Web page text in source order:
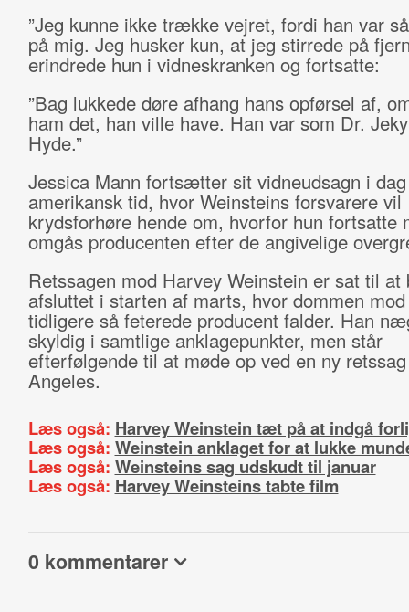
”Jeg kunne ikke trække vejret, fordi han var
på mig. Jeg husker kun, at jeg stirrede på
erindrede hun i vidneskranken og fortsatte:
”Bag lukkede døre afhang hans opførsel af,
ham det, han ville have. Han var som Dr.
Hyde.”
Jessica Mann fortsætter sit vidneudsagn i
amerikansk tid, hvor Weinsteins forsvarere vil
krydsforhøre hende om, hvorfor hun fortsatte
omgås producenten efter de angivelige
Retssagen mod Harvey Weinstein er sat til at
afsluttet i starten af marts, hvor dommen
tidligere så feterede producent falder. Han
skyldig i samtlige anklagepunkter, men står
efterfølgende til at møde op ved en ny
Angeles.
Læs også: Harvey Weinstein tæt på at indgå
Læs også: Weinstein anklaget for at lukke
Læs også: Weinsteins sag udskudt til januar
Læs også: Harvey Weinsteins tabte film
0 kommentarer